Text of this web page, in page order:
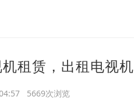
租赁，出租电视机
5669次浏览